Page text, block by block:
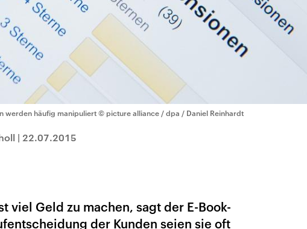
werden häufig manipuliert © picture alliance / dpa / Daniel Reinhardt
| 22.07.2015
viel Geld zu machen, sagt der E-Book-
der Kunden seien sie oft